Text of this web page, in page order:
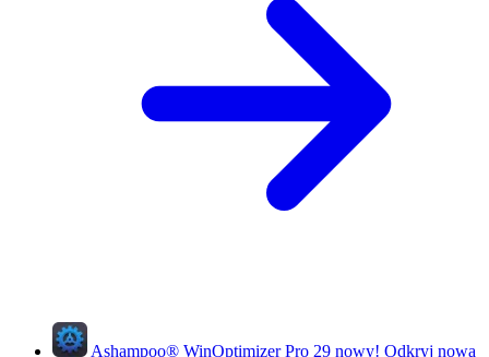
Ashampoo® WinOptimizer Pro 29 nowy! Odkryj nową